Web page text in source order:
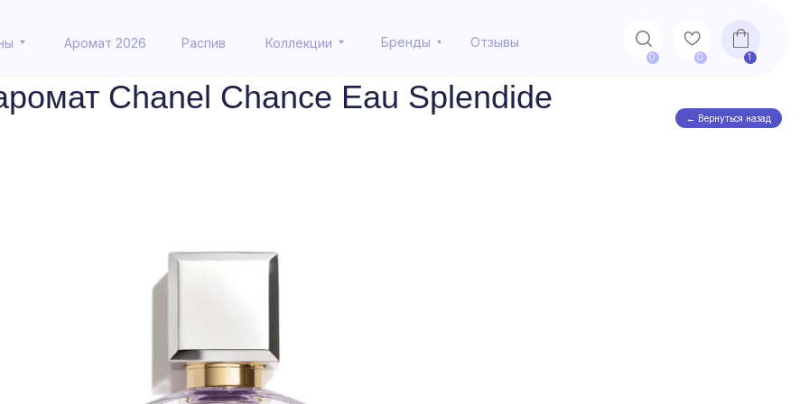
← Вернуться назад
Коллекции
Распив Отзывы
Бренды
Аромат 2026
Аромат 2026 Бренды Отзывы
Распив Коллекции
Chanel Chance Eau Splendide